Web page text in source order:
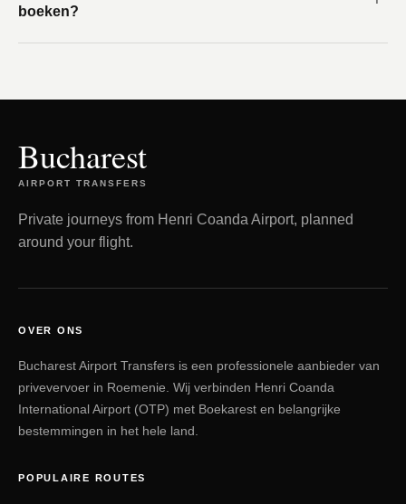
boeken?
Bucharest
AIRPORT TRANSFERS
Private journeys from Henri Coanda Airport, planned
around your flight.
OVER ONS
Bucharest Airport Transfers is een professionele aanbieder van
privevervoer in Roemenie. Wij verbinden Henri Coanda
International Airport (OTP) met Boekarest en belangrijke
bestemmingen in het hele land.
POPULAIRE ROUTES